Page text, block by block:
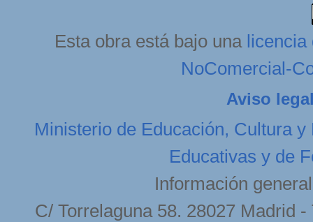
Esta obra está bajo una licencia
NoComercial-
Aviso
Ministerio de Educación, Cultura y
Educativas y de
Información
C/ Torrelaguna 58. 28027 Madrid